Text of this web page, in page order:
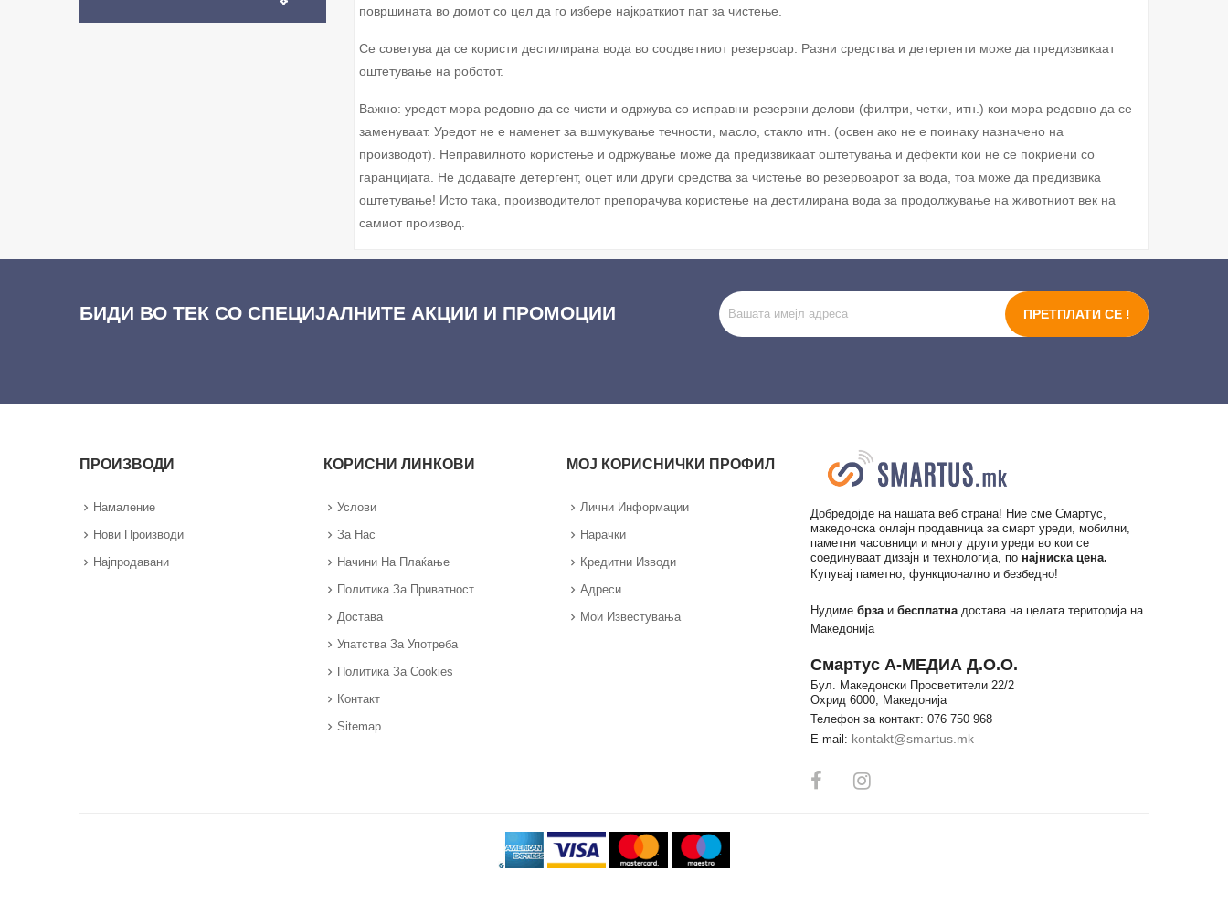
површината во домот со цел да го избере најкраткиот пат за чистење.
Се советува да се користи дестилирана вода во соодветниот резервоар. Разни средства и детергенти може да предизвикаат
оштетување на роботот.
Важно: уредот мора редовно да се чисти и одржува со исправни резервни делови (филтри, четки, итн.) кои мора редовно да се
заменуваат. Уредот не е наменет за вшмукување течности, масло, стакло итн. (освен ако не е поинаку назначено на
производот). Неправилното користење и одржување може да предизвикаат оштетувања и дефекти кои не се покриени со
гаранцијата. Не додавајте детергент, оцет или други средства за чистење во резервоарот за вода, тоа може да предизвика
оштетување! Исто така, производителот препорачува користење на дестилирана вода за продолжување на животниот век на
самиот производ.
БИДИ ВО ТЕК СО СПЕЦИЈАЛНИТЕ АКЦИИ И ПРОМОЦИИ ПРЕТПЛАТИ СЕ !
ПРОИЗВОДИ
Намаление
Нови Производи
Најпродавани
КОРИСНИ ЛИНКОВИ
Услови
За Нас
Начини На Плаќање
Политика За Приватност
Достава
Упатства За Употреба
Политика За Cookies
Контакт
Sitemap
МОЈ КОРИСНИЧКИ ПРОФИЛ
Лични Информации
Нарачки
Кредитни Изводи
Адреси
Мои Известувања
Добредојде на нашата веб страна! Ние сме Смартус,
македонска онлајн продавница за смарт уреди, мобилни,
паметни часовници и многу други уреди во кои се
соединуваат дизајн и технологија, по најниска цена.
Купувај паметно, функционално и безбедно!
Нудиме брзаи бесплатна достава на целата територија на
Македонија
Смартус А-МЕДИА Д.О.О.
Бул. Македонски Просветители 22/2
Охрид 6000, Македонија
Телефон за контакт: 076 750 968
E-mail: kontakt@smartus.mk